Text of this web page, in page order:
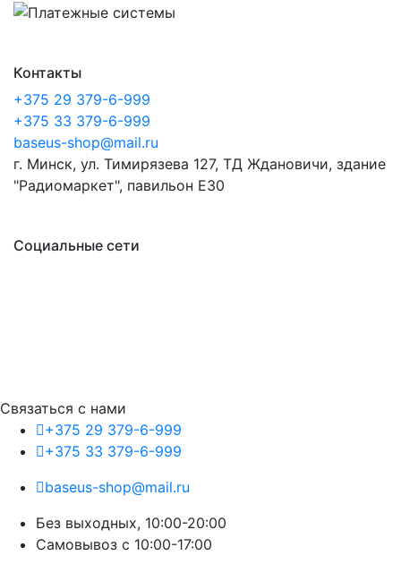
Контакты
+375 29 379-6-999
+375 33 379-6-999
baseus-shop@mail.ru
г. Минск, ул. Тимирязева 127, ТД Ждановичи, здание
"Радиомаркет", павильон E30
Социальные сети
Связаться с нами
+375 29 379-6-999
+375 33 379-6-999
baseus-shop@mail.ru
Без выходных, 10:00-20:00
Cамовывоз с 10:00-17:00